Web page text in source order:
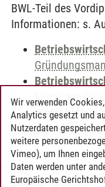
BWL-Teil des
Informationen: s.
Wirtschafts-
Timo Leder/30.06.2024
Wir verwenden
Analytics gesetzt und
Nutzerdaten
weitere
Vimeo), um Ihnen
Daten werden unter
Europäische